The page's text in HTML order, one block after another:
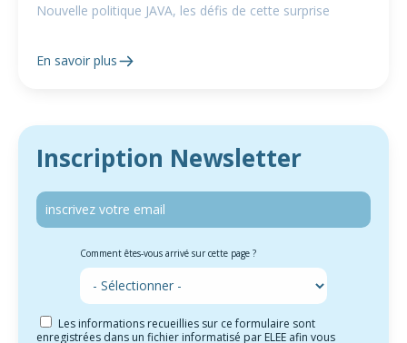
Inscription Newsletter
Comment êtes-vous arrivé sur cette page ?
Les informations recueillies sur ce formulaire sont
enregistrées dans un fichier informatisé par ELEE afin vous
Nouvelle politique JAVA, les défis de cette surprise
En savoir plus